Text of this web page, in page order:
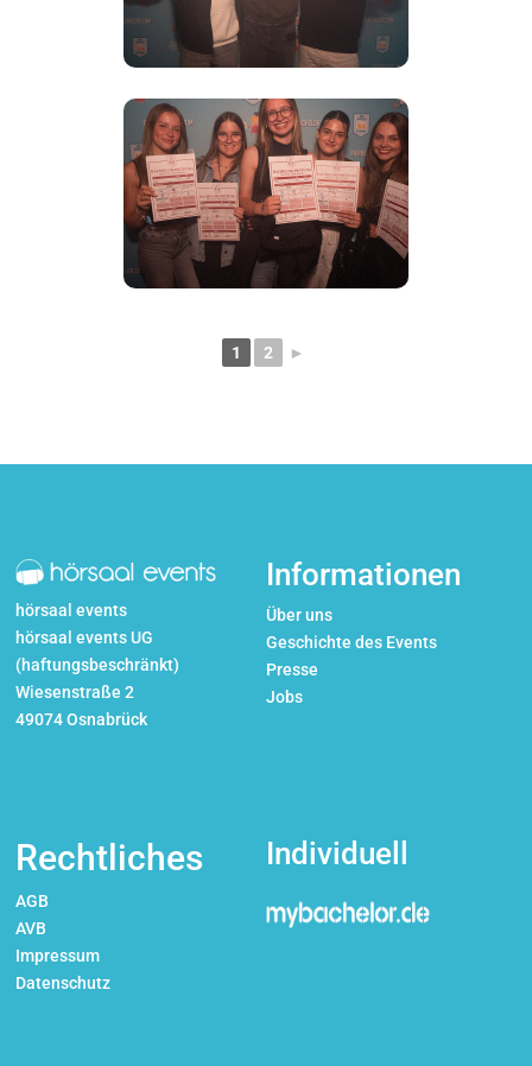
1 2 ►
hörsaal events
hörsaal events UG
(haftungsbeschränkt)
Wiesenstraße 2
49074 Osnabrück
Informationen
Über uns
Geschichte des Events
Presse
Jobs
Rechtliches
AGB
AVB
Impressum
Datenschutz
Individuell